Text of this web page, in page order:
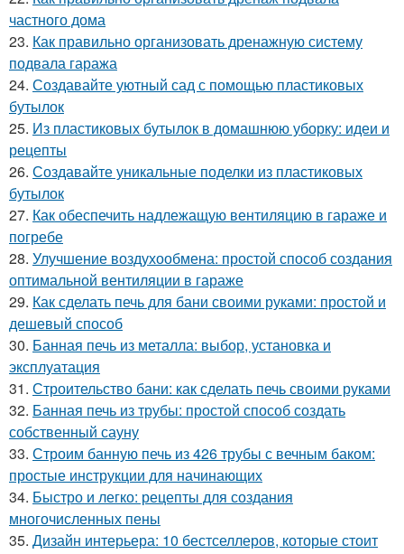
частного дома
23. Как правильно организовать дренажную систему
подвала гаража
24. Создавайте уютный сад с помощью пластиковых
бутылок
25. Из пластиковых бутылок в домашнюю уборку: идеи и
рецепты
26. Создавайте уникальные поделки из пластиковых
бутылок
27. Как обеспечить надлежащую вентиляцию в гараже и
погребе
28. Улучшение воздухообмена: простой способ создания
оптимальной вентиляции в гараже
29. Как сделать печь для бани своими руками: простой и
дешевый способ
30. Банная печь из металла: выбор, установка и
эксплуатация
31. Строительство бани: как сделать печь своими руками
32. Банная печь из трубы: простой способ создать
собственный сауну
33. Строим банную печь из 426 трубы с вечным баком:
простые инструкции для начинающих
34. Быстро и легко: рецепты для создания
многочисленных пены
35. Дизайн интерьера: 10 бестселлеров, которые стоит